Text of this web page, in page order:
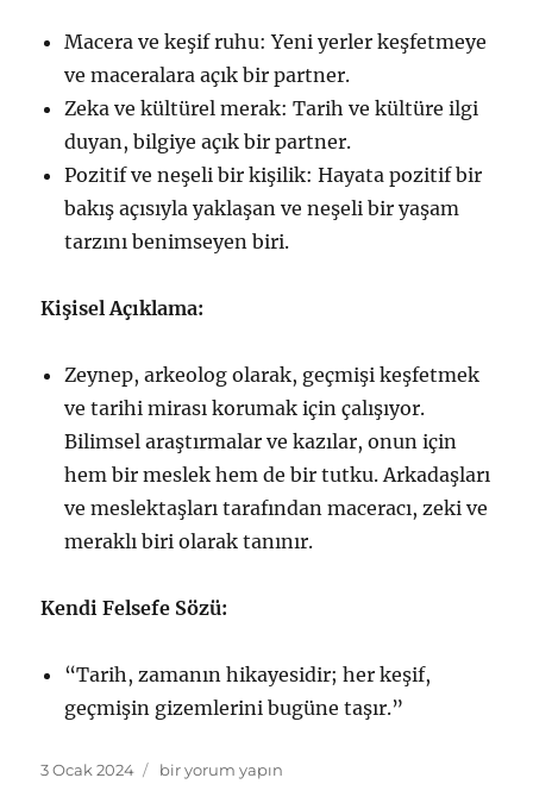
Macera ve keşif ruhu: Yeni yerler keşfetmeye
ve maceralara açık bir partner.
Zeka ve kültürel merak: Tarih ve kültüre ilgi
duyan, bilgiye açık bir partner.
Pozitif ve neşeli bir kişilik: Hayata pozitif bir
bakış açısıyla yaklaşan ve neşeli bir yaşam
tarzını benimseyen biri.
Kişisel Açıklama:
Zeynep, arkeolog olarak, geçmişi keşfetmek
ve tarihi mirası korumak için çalışıyor.
Bilimsel araştırmalar ve kazılar, onun için
hem bir meslek hem de bir tutku. Arkadaşları
ve meslektaşları tarafından maceracı, zeki ve
meraklı biri olarak tanınır.
Kendi Felsefe Sözü:
“Tarih, zamanın hikayesidir; her keşif,
geçmişin gizemlerini bugüne taşır.”
Yayın
3 Ocak 2024
Mersin’in
bir yorum yapın